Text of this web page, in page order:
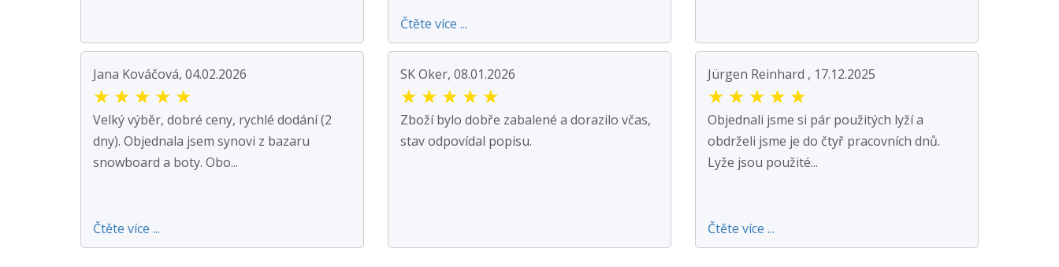
Čtěte více ...
Jana Kováčová, 04.02.2026
★ ★ ★ ★ ★
Velký výběr, dobré ceny, rychlé dodání (2
dny). Objednala jsem synovi z bazaru
snowboard a boty. Obo...
Čtěte více ...
SK Oker, 08.01.2026
★ ★ ★ ★ ★
Zboží bylo dobře zabalené a dorazilo včas,
stav odpovídal popisu.
Jürgen Reinhard , 17.12.2025
★ ★ ★ ★ ★
Objednali jsme si pár použitých lyží a
obdrželi jsme je do čtyř pracovních dnů.
Lyže jsou použité...
Čtěte více ...